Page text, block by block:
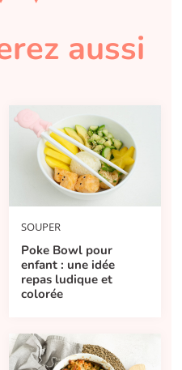
aussi
SOUPER
Poke Bowl pour
enfant : une idée
repas ludique et
colorée